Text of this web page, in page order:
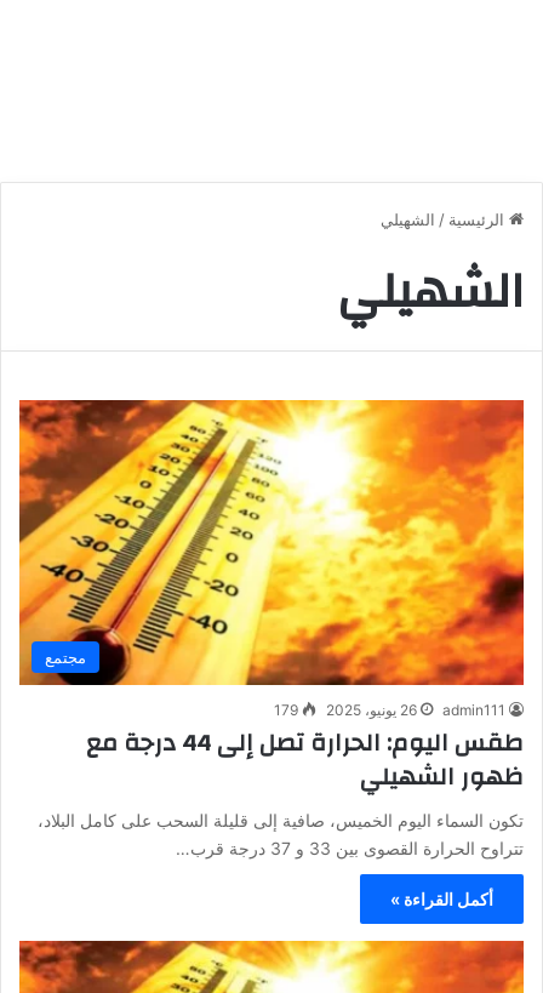
الرئيسية / الشهيلي
الشهيلي
مجتمع
admin111 26 يونيو، 2025 179
طقس اليوم: الحرارة تصل إلى 44 درجة مع
ظهور الشهيلي
تكون السماء اليوم الخميس، صافية إلى قليلة السحب على كامل البلاد،
تتراوح الحرارة القصوى بين 33 و 37 درجة قرب…
أكمل القراءة »